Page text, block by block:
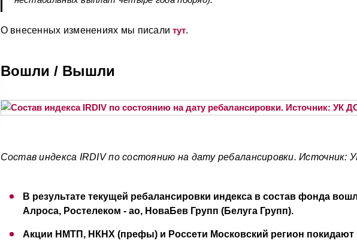
О внесенных изменениях мы писалитут.
Вошли / Вышли
Состав индекса IRDIV по состоянию на дату ребалансировки. Источник:
В результате текущей ребалансировки индекса в состав фонда
Алроса, Ростелеком - ао, НоваБев Групп (Белуга Групп).
Акции НМТП, НКНХ (префы) и Россети Московский регион покидают